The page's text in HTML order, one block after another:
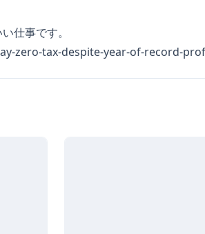
仕事です。
zero-tax-despite-year-of-record-